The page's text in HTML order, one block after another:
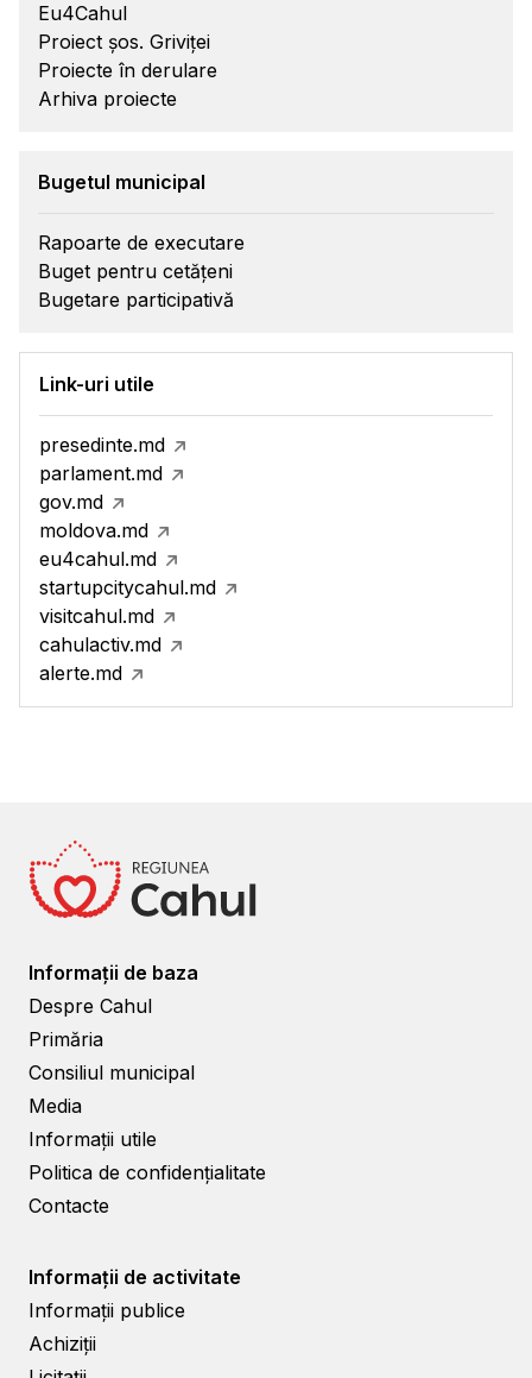
Eu4Cahul
Proiect șos. Griviței
Proiecte în derulare
Arhiva proiecte
Bugetul municipal
Rapoarte de executare
Buget pentru cetățeni
Bugetare participativă
Link-uri utile
presedinte.md
parlament.md
gov.md
moldova.md
eu4cahul.md
startupcitycahul.md
visitcahul.md
cahulactiv.md
alerte.md
Informații de baza
Despre Cahul
Primăria
Consiliul municipal
Media
Informații utile
Politica de confidențialitate
Contacte
Informații de activitate
Informații publice
Achiziții